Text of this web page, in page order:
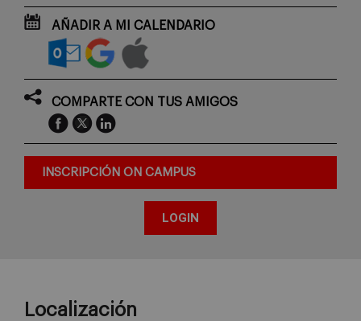
AÑADIR A MI CALENDARIO
COMPARTE CON TUS AMIGOS
INSCRIPCIÓN ON CAMPUS
Localización